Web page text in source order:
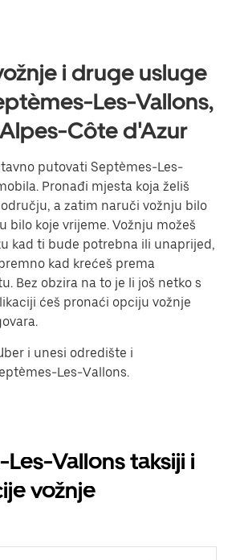
i druge usluge
Les-Vallons,
Côte d'Azur
putovati Septèmes-Les-
Pronađi mjesta koja želiš
a zatim naruči vožnju bilo
bilo koje vrijeme. Vožnju možeš
kad ti bude potrebna ili unaprijed,
kad krećeš prema
Bez obzira na to je li još netko s
ćeš pronaći opciju vožnje
i unesi odredište i
Les-Vallons.
Vallons taksiji i
vožnje